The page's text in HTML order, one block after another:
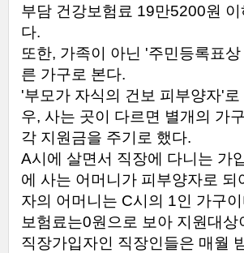
부담 건강보험료 19만5200원 이
다.
또한, 가족이 아닌 '주민등록표상
른 가구로 본다.
'부모가 자식의 건보 피부양자'로
우, 사는 곳이 다르면 별개의 가
각 지원금을 주기로 했다.
A시에 살면서 직장에 다니는 가
에 사는 어머니가 피부양자로 되
자의 어머니는 C시의 1인 가구
보험료는0원으로 보아 지원대상
직장가입자인 직장인들은 매월